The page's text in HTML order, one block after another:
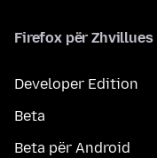
Firefox për Zhvillues
Developer Edition
Beta
Beta për Android